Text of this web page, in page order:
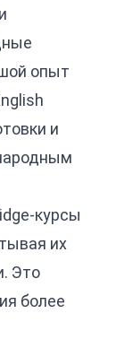
опыт
и
курсы
их
Это
более